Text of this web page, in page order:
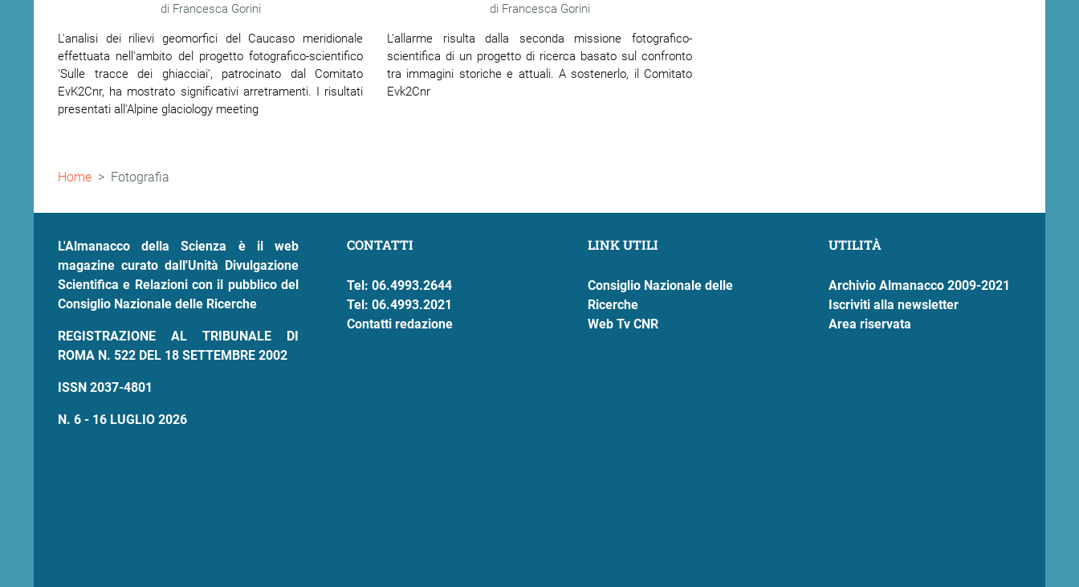
Francesca Gorini
L'analisi dei rilievi geomorfici del Caucaso meridionale
effettuata nell'ambito del progetto fotografico-scientifico
'Sulle tracce dei ghiacciai', patrocinato dal Comitato
EvK2Cnr, ha mostrato significativi arretramenti. I risultati
presentati all'Alpine glaciology meeting
Francesca Gorini
L'allarme risulta dalla seconda missione fotografico-
scientifica di un progetto di ricerca basato sul confronto
tra immagini storiche e attuali. A sostenerlo, il Comitato
Evk2Cnr
Briciole
Home Fotografia
L'Almanacco della Scienza è il web
magazine curato dall'Unità Divulgazione
Scientifica e Relazioni con il pubblico del
Consiglio Nazionale delle Ricerche
REGISTRAZIONE AL TRIBUNALE DI
ROMA N. 522 DEL 18 SETTEMBRE 2002
ISSN 2037-4801
N. 6 - 16 LUGLIO 2026
CONTATTI
Tel: 06.4993.2644
Tel: 06.4993.2021
Contatti redazione
LINK UTILI
Consiglio Nazionale delle
Ricerche
Web Tv CNR
UTILITÀ
Archivio Almanacco 2009-2021
Iscriviti alla newsletter
Area riservata